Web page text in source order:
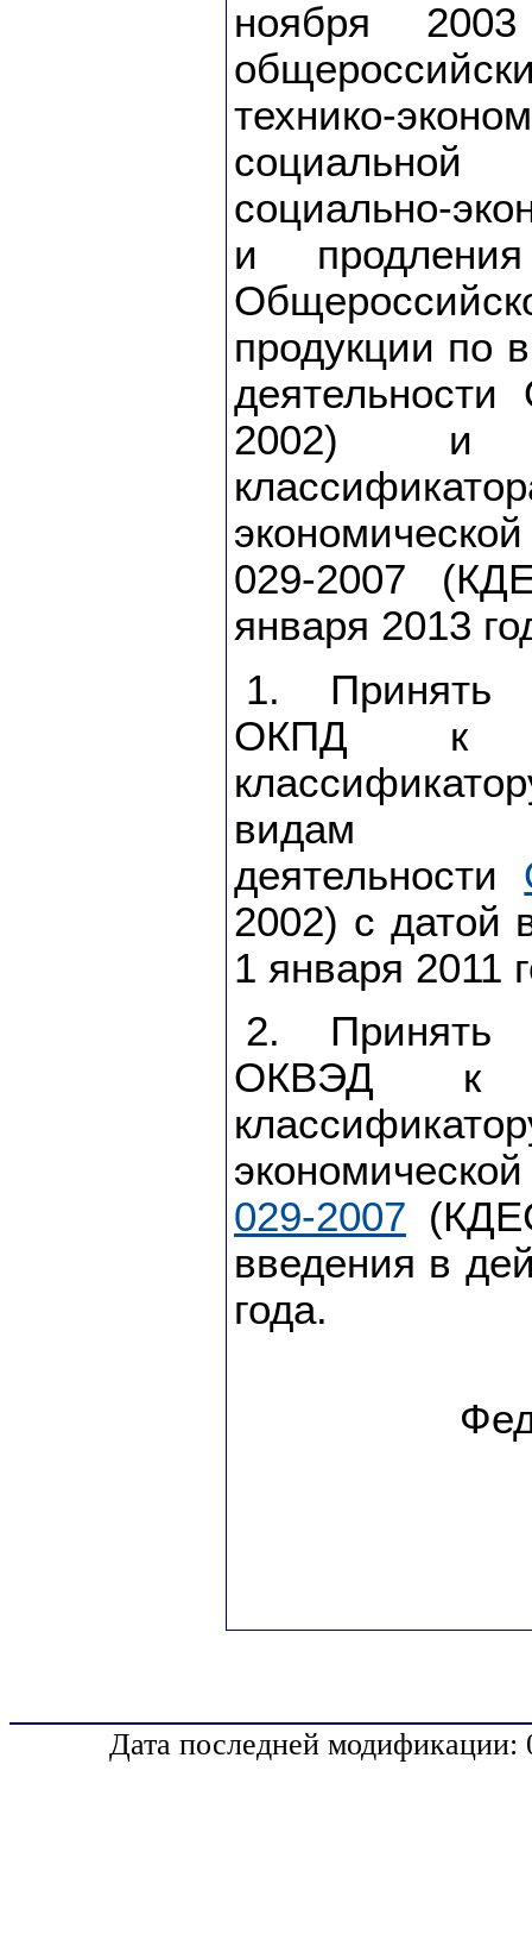
ноября
технико-
социально-
и
продукции по
2002) и
029-2007
января 2013
1. Принять
ОКПД к
видам
деятельности
2002) с датой
1 января 2011
2. Принять
ОКВЭД к
029-2007
введения в
года.
Дата последней модификации: